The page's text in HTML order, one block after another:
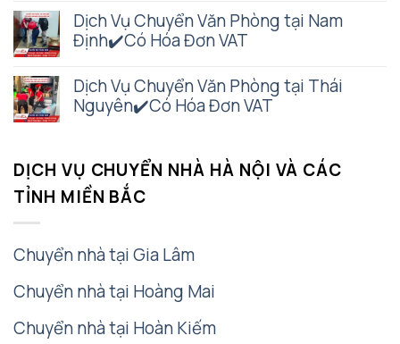
Dịch Vụ Chuyển Văn Phòng tại Nam
Định✔️Có Hóa Đơn VAT
Dịch Vụ Chuyển Văn Phòng tại Thái
Nguyên✔️Có Hóa Đơn VAT
DỊCH VỤ CHUYỂN NHÀ HÀ NỘI VÀ CÁC
TỈNH MIỀN BẮC
Chuyển nhà tại Gia Lâm
Chuyển nhà tại Hoàng Mai
Chuyển nhà tại Hoàn Kiếm